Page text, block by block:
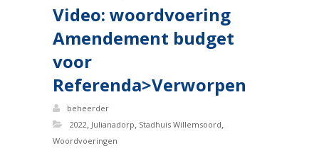
Video: woordvoering
Amendement budget
voor
Referenda>Verworpen
beheerder
2022, Julianadorp, Stadhuis Willemsoord,
Woordvoeringen